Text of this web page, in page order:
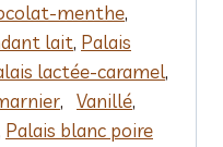
menthe,
lait, Palais
lactée-caramel,
, Vanillé,
Palais blanc poire